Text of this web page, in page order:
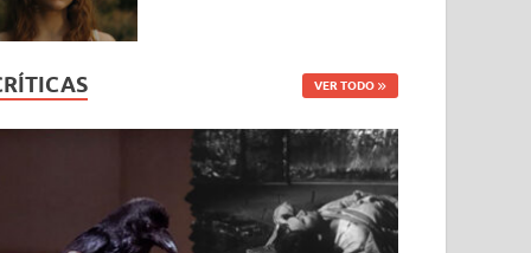
VER TODO